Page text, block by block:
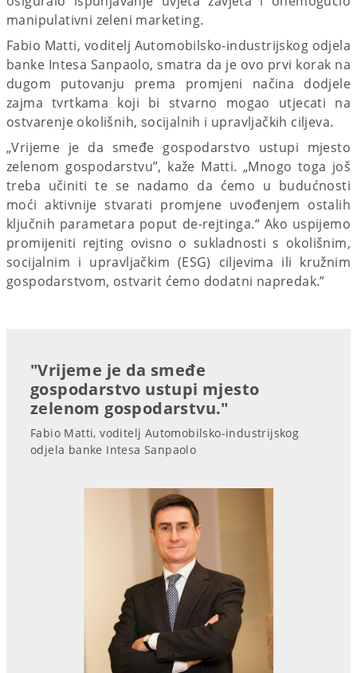
manipulativni zeleni marketing.
Fabio Matti, voditelj Automobilsko-industrijskog odjela
banke Intesa Sanpaolo, smatra da je ovo prvi korak na
dugom putovanju prema promjeni načina dodjele
zajma tvrtkama koji bi stvarno mogao utjecati na
ostvarenje okolišnih, socijalnih i upravljačkih ciljeva.
„Vrijeme je da smeđe gospodarstvo ustupi mjesto
zelenom gospodarstvu”, kaže Matti. „Mnogo toga još
treba učiniti te se nadamo da ćemo u budućnosti
moći aktivnije stvarati promjene uvođenjem ostalih
ključnih parametara poput de-rejtinga.“ Ako uspijemo
promijeniti rejting ovisno o sukladnosti s okolišnim,
socijalnim i upravljačkim (ESG) ciljevima ili kružnim
gospodarstvom, ostvarit ćemo dodatni napredak.”
"Vrijeme je da smeđe
gospodarstvo ustupi mjesto
zelenom gospodarstvu."
Fabio Matti, voditelj Automobilsko-industrijskog
odjela banke Intesa Sanpaolo